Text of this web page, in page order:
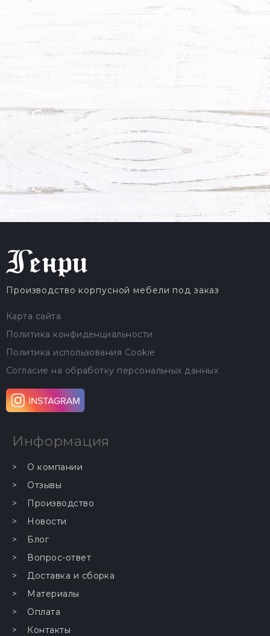
Производство корпусной мебели под заказ
Карта сайта
Политика конфиденциальности
Политика использования Cookie
Согласие на обработку персональных данных
Информация
О компании
Отзывы
Производство
Новости
Блог
Вопрос-ответ
Доставка и сборка
Материалы
Оплата
Контакты